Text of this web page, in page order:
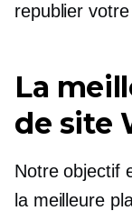
republier
La
de site
Notre objectif
la meilleure